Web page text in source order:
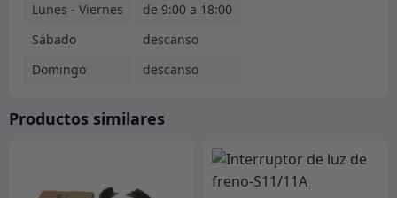
Lunes - Viernes
de 9:00 a 18:00
Sábado
descanso
Domingo
descanso
Productos similares